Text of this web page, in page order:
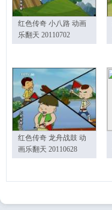
红色传奇 小八路 动画
乐翻天 20110702
红色传奇 龙舟战鼓 动
画乐翻天 20110628